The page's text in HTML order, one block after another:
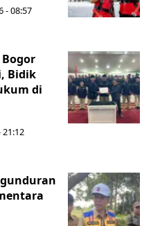
- 08:57
Bidik
di
21:12